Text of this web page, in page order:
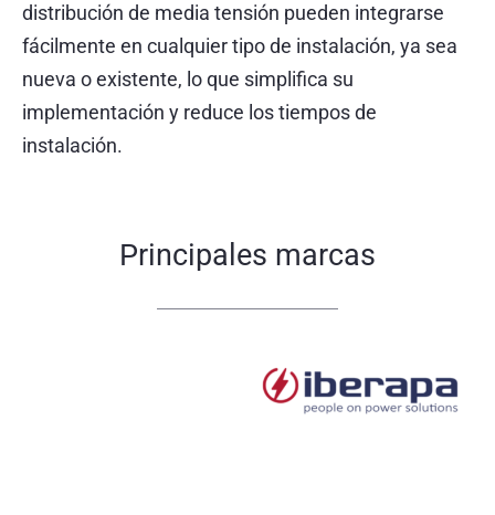
distribución de media tensión pueden integrarse
fácilmente en cualquier tipo de instalación, ya sea
nueva o existente, lo que simplifica su
implementación y reduce los tiempos de
instalación.
Principales marcas